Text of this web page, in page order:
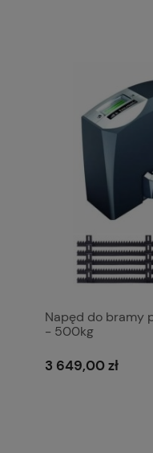
Napęd do bramy
- 500kg
3 649,00 zł